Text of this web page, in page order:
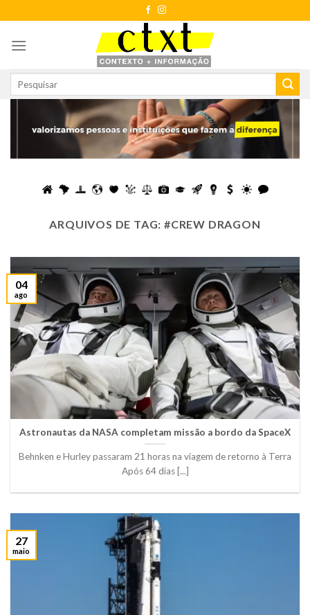
to
content
ARQUIVOS DE TAG: #CREW DRAGON
Astronautas da NASA completam missão a bordo da SpaceX
Behnken e Hurley passaram 21 horas na viagem de retorno à Terra
Após 64 dias [...]
04
ago
27
maio